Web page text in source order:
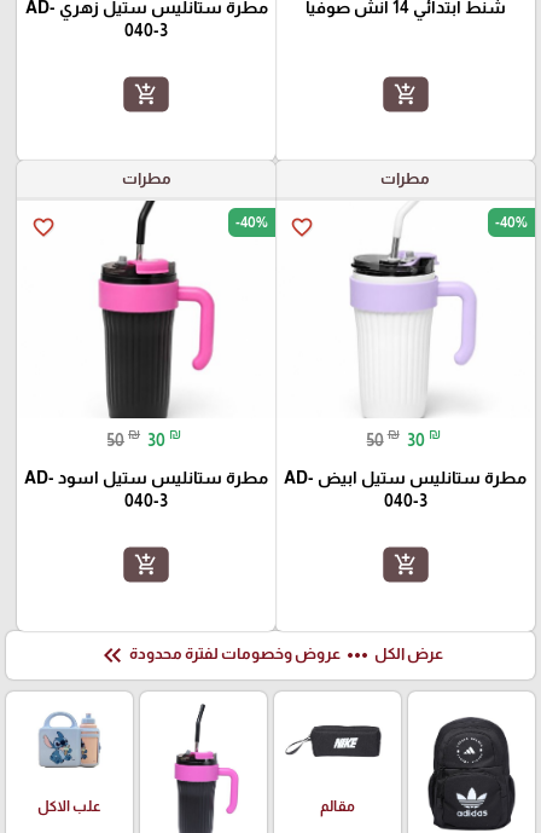
شنط ابتدائي 14 انش صوفيا
add_shopping_cart
مطرة ستانليس ستيل زهري AD-
040-3
add_shopping_cart
مطرات
favorite_border -40%
50 ₪ 30 ₪
مطرة ستانليس ستيل ابيض AD-
040-3
add_shopping_cart
مطرات
favorite_border -40%
50 ₪ 30 ₪
مطرة ستانليس ستيل اسود AD-
040-3
add_shopping_cart
عرض الكل more_horiz عروض وخصومات لفترة محدودة keyboard_double_arrow_left
مقالم علب الاكل